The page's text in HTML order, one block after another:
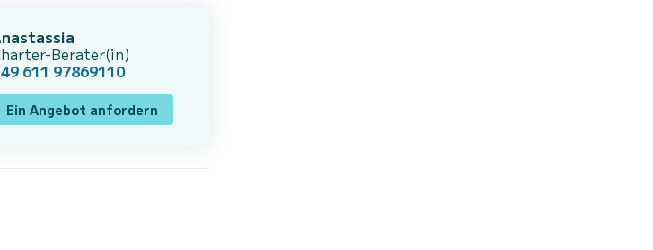
Berater(in)
611 97869110
Ein Angebot anfordern